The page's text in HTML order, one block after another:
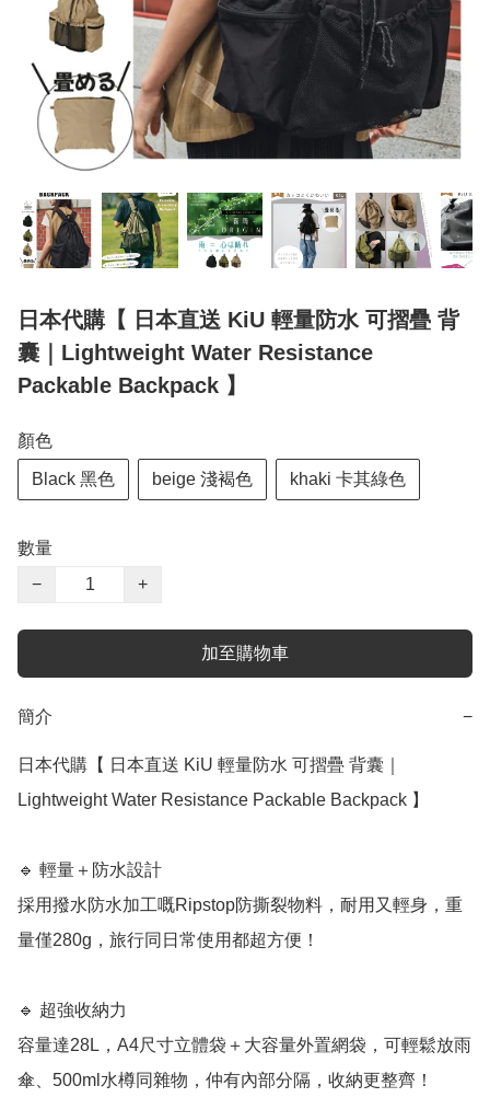
日本代購【 日本直送 KiU 輕量防水 可摺疊 背
囊｜Lightweight Water Resistance
Packable Backpack 】
顏色
Black 黑色 beige 淺褐色 khaki 卡其綠色
數量
−
+
加至購物車
簡介 −
日本代購【 日本直送 KiU 輕量防水 可摺疊 背囊｜
Lightweight Water Resistance Packable Backpack 】
🔹 輕量＋防水設計
採用撥水防水加工嘅Ripstop防撕裂物料，耐用又輕身，重
量僅280g，旅行同日常使用都超方便！
🔹 超強收納力
容量達28L，A4尺寸立體袋＋大容量外置網袋，可輕鬆放雨
傘、500ml水樽同雜物，仲有內部分隔，收納更整齊！